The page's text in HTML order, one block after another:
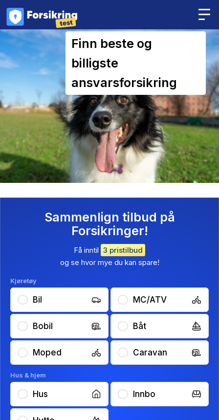
Finn beste og
billigste
ansvarsforsikring
Sammenlign tilbud på
Forsikringer!
Få inntil 3 pristilbud
og se hvor mye du kan spare!
Kjøretøy
Bil MC/ATV
Bobil Båt
Moped Caravan
Hus & hjem
Hus Innbo